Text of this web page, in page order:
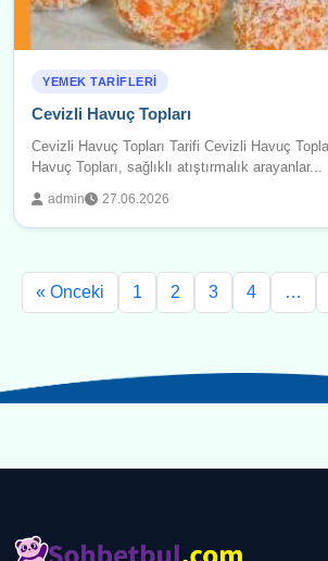
YEMEK TARIFLERI
Cevizli Havuç Topları
Cevizli Havuç Topları Tarifi Cevizli Havuç
Havuç Topları, sağlıklı atıştırmalık arayanlar...
admin 27.06.2026
« Onceki 1 2 3 4 …